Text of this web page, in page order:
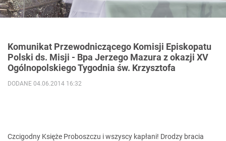
Komunikat Przewodniczącego Komisji Episkopatu
Polski ds. Misji - Bpa Jerzego Mazura z okazji XV
Ogólnopolskiego Tygodnia św. Krzysztofa
DODANE 04.06.2014 16:32
Czcigodny Księże Proboszczu i wszyscy kapłani! Drodzy bracia